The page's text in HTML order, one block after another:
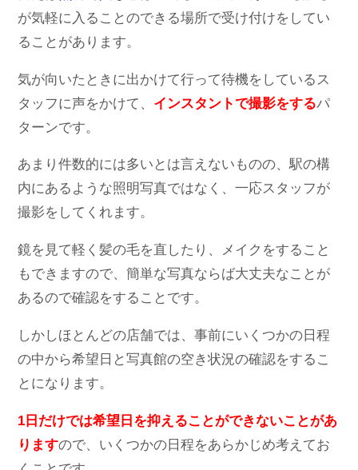
が気軽に入ることのできる場所で受け付けをしてい
ることがあります。
気が向いたときに出かけて行って待機をしているス
タッフに声をかけて、 インスタントで撮影をするパ
ターンです。
あまり件数的には多いとは言えないものの、駅の構
内にあるような照明写真ではなく、一応スタッフが
撮影をしてくれます。
鏡を見て軽く髪の毛を直したり、メイクをすること
もできますので、簡単な写真ならば大丈夫なことが
あるので確認をすることです。
しかしほとんどの店舗では、事前にいくつかの日程
の中から希望日と写真館の空き状況の確認をするこ
とになります。
1日だけでは希望日を抑えることができないことがあ
りますので、いくつかの日程をあらかじめ考えてお